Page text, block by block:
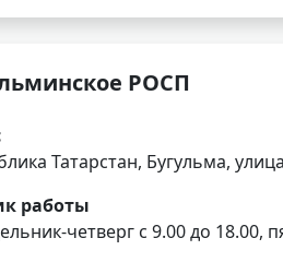
РОСП
Татарстан, Бугульма,
работы
четверг с 9.00 до 18.00,